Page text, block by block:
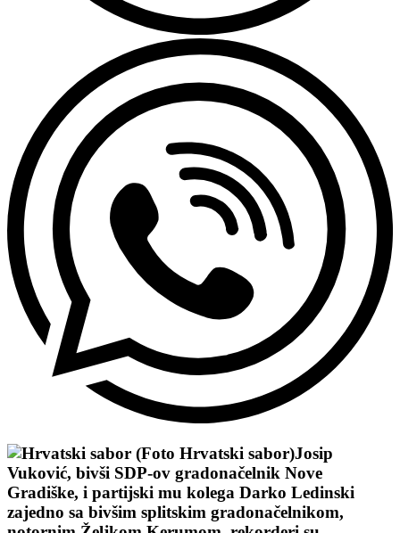
Josip
Vuković, bivši SDP-ov gradonačelnik Nove
Gradiške, i partijski mu kolega Darko Ledinski
zajedno sa bivšim splitskim gradonačelnikom,